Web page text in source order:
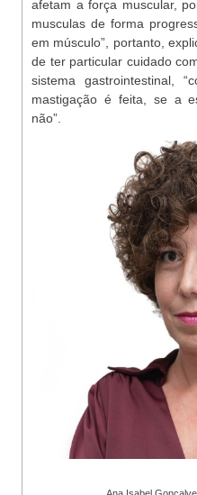
afetam a força muscular,
musculas de forma
em músculo”, portanto,
de ter particular cuidado
sistema gastrointestinal,
mastigação é feita, se a
não”.